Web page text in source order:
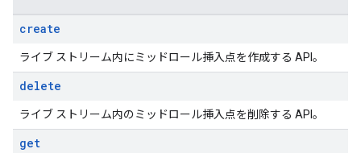
create
ライブ ストリーム内にミッドロール挿入点を作成する API。
delete
ライブ ストリーム内のミッドロール挿入点を削除する API。
get